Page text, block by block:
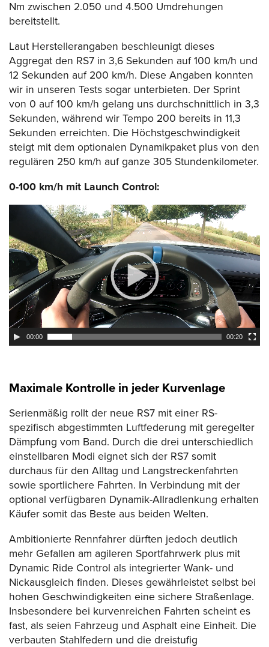
Nm zwischen 2.050 und 4.500 Umdrehungen
bereitstellt.
Laut Herstellerangaben beschleunigt dieses
Aggregat den RS7 in 3,6 Sekunden auf 100 km/h und
12 Sekunden auf 200 km/h. Diese Angaben konnten
wir in unseren Tests sogar unterbieten. Der Sprint
von 0 auf 100 km/h gelang uns durchschnittlich in 3,3
Sekunden, während wir Tempo 200 bereits in 11,3
Sekunden erreichten. Die Höchstgeschwindigkeit
steigt mit dem optionalen Dynamikpaket plus von den
regulären 250 km/h auf ganze 305 Stundenkilometer.
0-100 km/h mit Launch Control:
Video-
00:00 00:20
Maximale Kontrolle in jeder Kurvenlage
Serienmäßig rollt der neue RS7 mit einer RS-
spezifisch abgestimmten Luftfederung mit geregelter
Dämpfung vom Band. Durch die drei unterschiedlich
einstellbaren Modi eignet sich der RS7 somit
durchaus für den Alltag und Langstreckenfahrten
sowie sportlichere Fahrten. In Verbindung mit der
optional verfügbaren Dynamik-Allradlenkung erhalten
Käufer somit das Beste aus beiden Welten.
Ambitionierte Rennfahrer dürften jedoch deutlich
mehr Gefallen am agileren Sportfahrwerk plus mit
Dynamic Ride Control als integrierter Wank- und
Nickausgleich finden. Dieses gewährleistet selbst bei
hohen Geschwindigkeiten eine sichere Straßenlage.
Insbesondere bei kurvenreichen Fahrten scheint es
fast, als seien Fahrzeug und Asphalt eine Einheit. Die
verbauten Stahlfedern und die dreistufig